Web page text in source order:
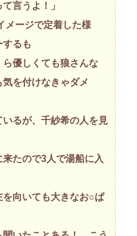
言うよ！」
メージで定着した様
るも
ら優しくても狼さんな
を付けなきゃダメ
いるが、千紗希の人を見
たので3人で湯船に入
向いても大きなお○ぱ